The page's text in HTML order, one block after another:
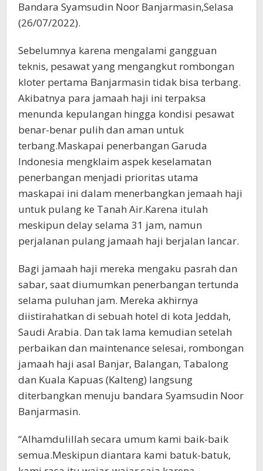
Bandara Syamsudin Noor Banjarmasin,Selasa
(26/07/2022).
Sebelumnya karena mengalami gangguan
teknis, pesawat yang mengangkut rombongan
kloter pertama Banjarmasin tidak bisa terbang.
Akibatnya para jamaah haji ini terpaksa
menunda kepulangan hingga kondisi pesawat
benar-benar pulih dan aman untuk
terbang.Maskapai penerbangan Garuda
Indonesia mengklaim aspek keselamatan
penerbangan menjadi prioritas utama
maskapai ini dalam menerbangkan jemaah haji
untuk pulang ke Tanah Air.Karena itulah
meskipun delay selama 31 jam, namun
perjalanan pulang jamaah haji berjalan lancar.
Bagi jamaah haji mereka mengaku pasrah dan
sabar, saat diumumkan penerbangan tertunda
selama puluhan jam. Mereka akhirnya
diistirahatkan di sebuah hotel di kota Jeddah,
Saudi Arabia. Dan tak lama kemudian setelah
perbaikan dan maintenance selesai, rombongan
jamaah haji asal Banjar, Balangan, Tabalong
dan Kuala Kapuas (Kalteng) langsung
diterbangkan menuju bandara Syamsudin Noor
Banjarmasin.
“Alhamdulillah secara umum kami baik-baik
semua.Meskipun diantara kami batuk-batuk,